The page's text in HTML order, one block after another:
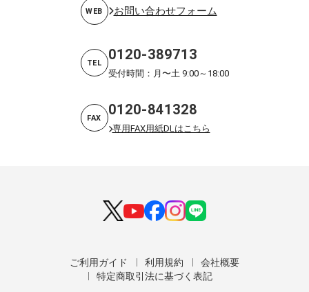
WEB お問い合わせフォーム
TEL 0120-389713
受付時間：月〜土 9:00～18:00
FAX 0120-841328
専用FAX用紙DLはこちら
ご利用ガイド 利用規約
会社概要
特定商取引法に基づく表記